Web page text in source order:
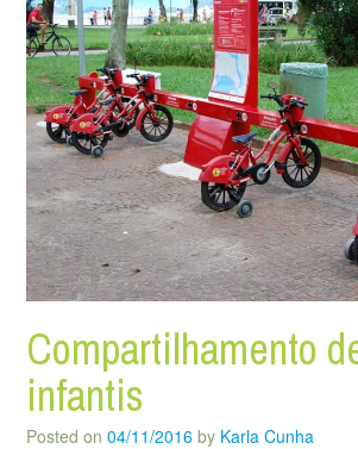
Compartilhamento
infantis
Posted on 04/11/2016 by Karla Cunha